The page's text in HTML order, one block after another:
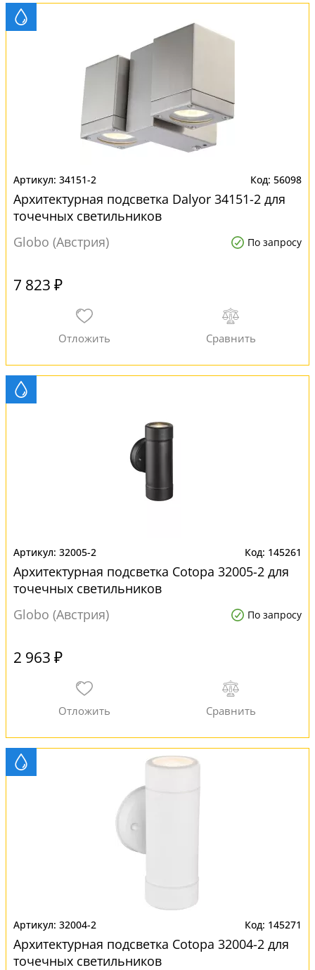
34151-2 56098
Архитектурная подсветка Dalyor 34151-2 для
точечных светильников
Globo (Австрия)
По запросу
7 823 ₽
32005-2 145261
Архитектурная подсветка Cotopa 32005-2 для
точечных светильников
Globo (Австрия)
По запросу
2 963 ₽
32004-2 145271
Архитектурная подсветка Cotopa 32004-2 для
точечных светильников